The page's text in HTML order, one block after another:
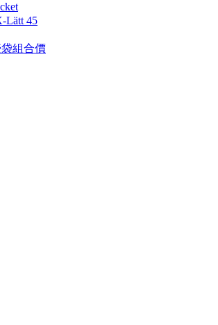
Lätt 45
組合價